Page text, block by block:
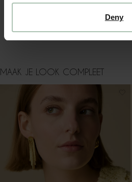
Deny
WASVOORSCHRIFT
MAAK JE LOOK COMPLEET